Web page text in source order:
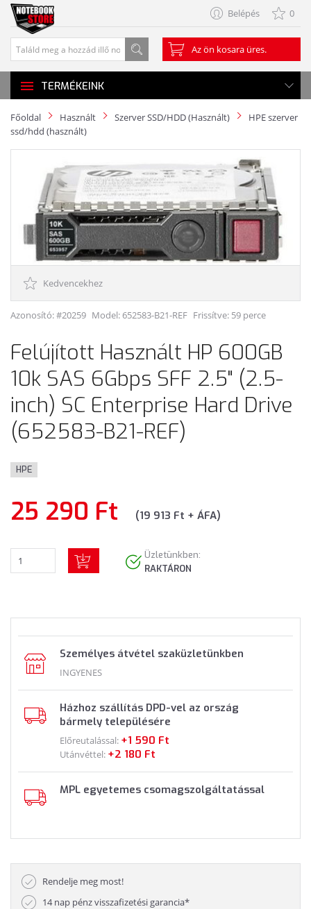
Belépés 0
Az ön kosara üres.
TERMÉKEINK
Főoldal Használt Szerver SSD/HDD (Használt)
HPE szerver
ssd/hdd (használt)
Kedvencekhez
Azonosító: #20259 Model:652583-B21-REF Frissítve: 59 perce
Felújított Használt HP 600GB
10k SAS 6Gbps SFF 2.5" (2.5-
inch) SC Enterprise Hard Drive
(652583-B21-REF)
HPE
25 290 Ft (19 913 Ft + ÁFA)
Üzletünkben:
RAKTÁRON
Személyes átvétel szaküzletünkben
INGYENES
Házhoz szállítás DPD-vel az ország
bármely településére
Előreutalással: +1 590 Ft
Utánvéttel: +2 180 Ft
MPL egyetemes csomagszolgáltatással
Rendelje meg most!
14 nap pénz visszafizetési garancia*